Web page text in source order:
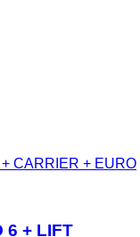
CARRIER + EURO
6 + LIFT